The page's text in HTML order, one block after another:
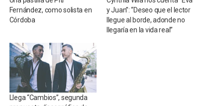
Fernández, como solista en
Córdoba
y Juan”: “Deseo que el lector
llegue al borde, adonde no
llegaría en la vida real”
Llega “Cambios”, segunda